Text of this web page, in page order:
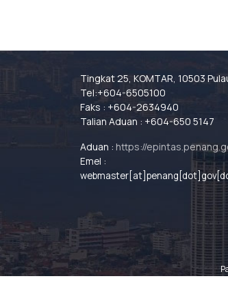
Tingkat 25, KOMTAR, 10503
Tel:+604-6505100
Faks : +604-2634940
Talian Aduan : +604-650 5147
Aduan : https://
Emel :